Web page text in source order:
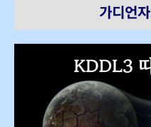
가디언